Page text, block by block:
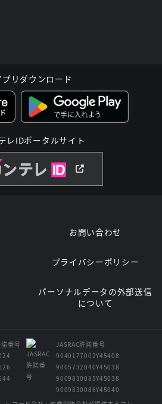
リダウンロード
レIDポータルサイト
お問い合わせ
プライバシーポリシー
パーソナルデータの外部送信
について
番号
JASRAC許諾番号
9040177002Y45408
9005732040Y45038
9009830085Y45038
9009830086Y45040